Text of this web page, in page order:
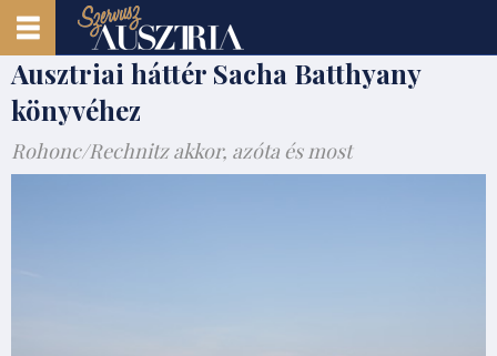
Ausztriai háttér Sacha Batthyany
könyvéhez
Rohonc/Rechnitz akkor, azóta és most